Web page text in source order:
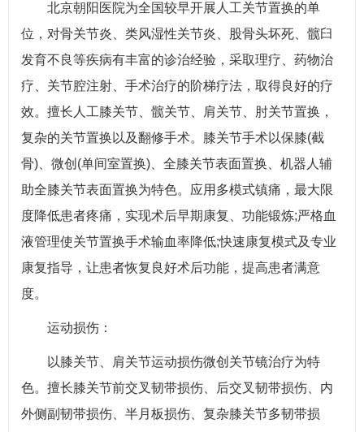
北京朝阳医院为全国较早开展人工关节置换的单
位，对骨关节炎、类风湿性关节炎、股骨头坏死、髋臼
发育不良等疾病有丰富的诊治经验，采取理疗、药物治
疗、关节腔注射、手术治疗的阶梯疗法，取得良好的疗
效。擅长人工膝关节、髋关节、肩关节、肘关节置换，
复杂的关节置换以及翻修手术。膝关节手术以保膝(截
骨)、微创(单间室置换)、全膝关节表面置换、机器人辅
助全膝关节表面置换为特色。应用多模式镇痛，最大限
度降低患者疼痛，实现术后早期康复、功能锻炼;严格血
液管理使关节置换手术输血率降低;快速康复模式及专业
康复指导，让患者恢复良好术后功能，提高患者满意
度。
运动损伤：
以膝关节、肩关节运动损伤微创关节镜治疗为特
色。擅长膝关节前交叉韧带损伤、后交叉韧带损伤、内
外侧副韧带损伤、半月板损伤、复杂膝关节多韧带损